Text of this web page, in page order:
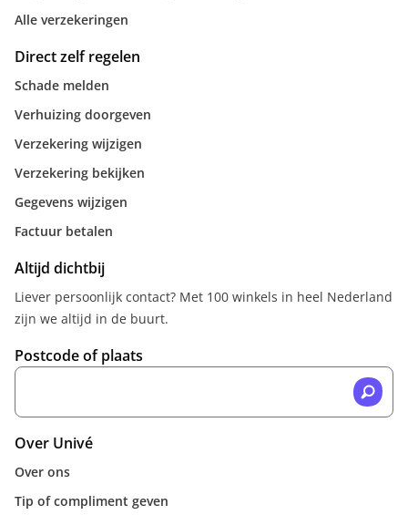
Alle verzekeringen
Direct zelf regelen
Schade melden
Verhuizing doorgeven
Verzekering wijzigen
Verzekering bekijken
Gegevens wijzigen
Factuur betalen
Altijd dichtbij
Liever persoonlijk contact? Met 100 winkels in heel Nederland
zijn we altijd in de buurt.
Postcode of plaats
Over Univé
Over ons
Tip of compliment geven